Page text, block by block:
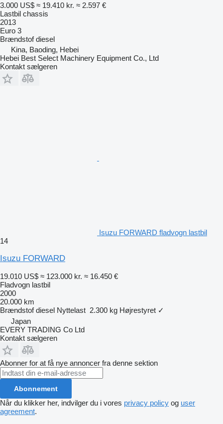
3.000 US$ ≈ 19.410 kr. ≈ 2.597 €
Lastbil chassis
2013
Euro 3
Brændstof diesel
Kina, Baoding, Hebei
Hebei Best Select Machinery Equipment Co., Ltd
Kontakt sælgeren
Isuzu FORWARD fladvogn lastbil
14
Isuzu FORWARD
19.010 US$ ≈ 123.000 kr. ≈ 16.450 €
Fladvogn lastbil
2000
20.000 km
Brændstof diesel Nyttelast 2.300 kg Højrestyret ✓
Japan
EVERY TRADING Co Ltd
Kontakt sælgeren
Abonner for at få nye annoncer fra denne sektion
Abonnement
Når du klikker her, indvilger du i vores privacy policy og user
agreement.